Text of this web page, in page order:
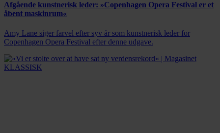
Afgående kunstnerisk leder: »Copenhagen Opera Festival er et
åbent maskinrum«
Amy Lane siger farvel efter syv år som kunstnerisk leder for
Copenhagen Opera Festival efter denne udgave.